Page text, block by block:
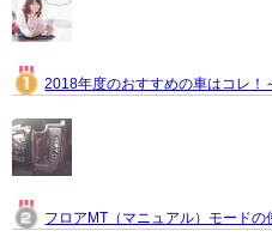
2018年度のおすすめの車はコレ！
フロアMT（マニュアル）モード